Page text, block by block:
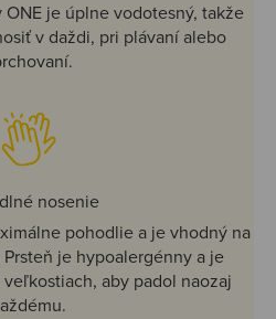
je úplne vodotesný, takže
v daždi, pri plávaní alebo
nosenie
pohodlie a je vhodný na
je hypoalergénny a je
aby padol naozaj